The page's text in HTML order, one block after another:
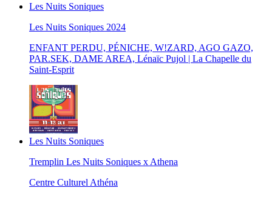
Les Nuits Soniques
Les Nuits Soniques 2024
ENFANT PERDU, PÉNICHE, W!ZARD, AGO GAZO,
PAR.SEK, DAME AREA, Lénaïc Pujol | La Chapelle du
Saint-Esprit
Les Nuits Soniques
Tremplin Les Nuits Soniques x Athena
Centre Culturel Athéna